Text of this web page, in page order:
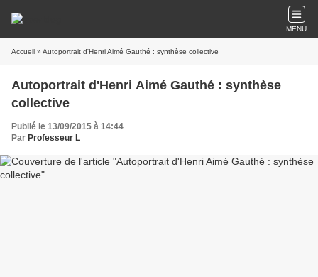
MENU
Accueil » Autoportrait d'Henri Aimé Gauthé : synthèse collective
Autoportrait d'Henri Aimé Gauthé : synthèse
collective
Publié le 13/09/2015 à 14:44
Par Professeur L